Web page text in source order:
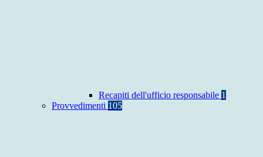
Recapiti dell'ufficio responsabile 1
Provvedimenti 105